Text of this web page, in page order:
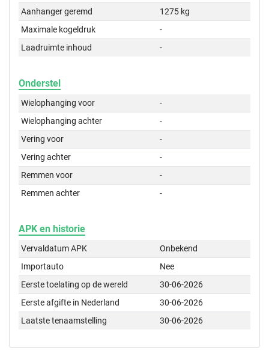
Aanhanger geremd
1275 kg
Maximale kogeldruk
-
Laadruimte inhoud
-
Onderstel
Wielophanging voor
-
Wielophanging achter
-
Vering voor
-
Vering achter
-
Remmen voor
-
Remmen achter
-
APK en historie
Vervaldatum APK
Onbekend
Importauto
Nee
Eerste toelating op de wereld
30-06-2026
Eerste afgifte in Nederland
30-06-2026
Laatste tenaamstelling
30-06-2026